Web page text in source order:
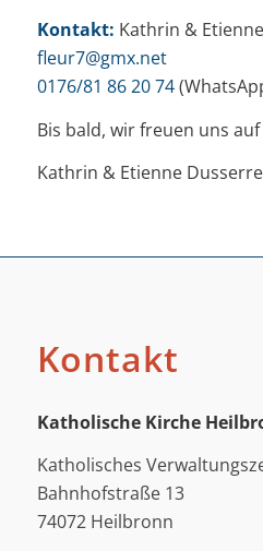
Kontakt: Kathrin &
fleur7@gmx.net
0176/81 86 20 74
Bis bald, wir freuen uns auf
Kathrin & Etienne Dusserre
Kontakt
Katholische Kirche
Katholisches
Bahnhofstraße 13
74072 Heilbronn